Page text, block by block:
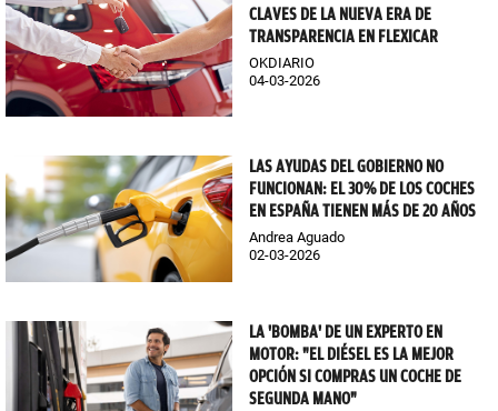
CLAVES DE LA NUEVA ERA DE
TRANSPARENCIA EN FLEXICAR
OKDIARIO
04-03-2026
LAS AYUDAS DEL GOBIERNO NO
FUNCIONAN: EL 30% DE LOS COCHES
EN ESPAÑA TIENEN MÁS DE 20 AÑOS
Andrea Aguado
02-03-2026
LA 'BOMBA' DE UN EXPERTO EN
MOTOR: "EL DIÉSEL ES LA MEJOR
OPCIÓN SI COMPRAS UN COCHE DE
SEGUNDA MANO"